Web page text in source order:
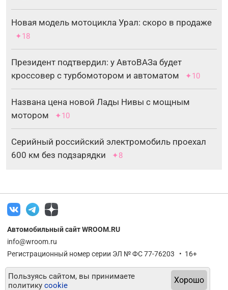
Новая модель мотоцикла Урал: скоро в продаже
✦18
Президент подтвердил: у АвтоВАЗа будет
кроссовер с турбомотором и автоматом
✦10
Названа цена новой Лады Нивы с мощным
мотором
✦10
Серийный российский электромобиль проехал
600 км без подзарядки
✦8
Автомобильный сайт WROOM.RU
info@wroom.ru
Регистрационный номер серии ЭЛ № ФС 77-76203 • 16+
Пользуясь сайтом, вы принимаете
политику cookie
Хорошо